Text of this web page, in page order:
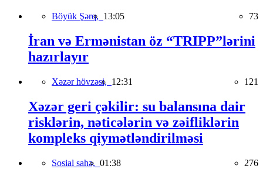
Böyük Şərq, 13:05 73
İran və Ermənistan öz “TRIPP”lərini
hazırlayır
Xəzər hövzəsi, 12:31 121
Xəzər geri çəkilir: su balansına dair
risklərin, nəticələrin və zəifliklərin
kompleks qiymətləndirilməsi
Sosial sahə, 01:38 276